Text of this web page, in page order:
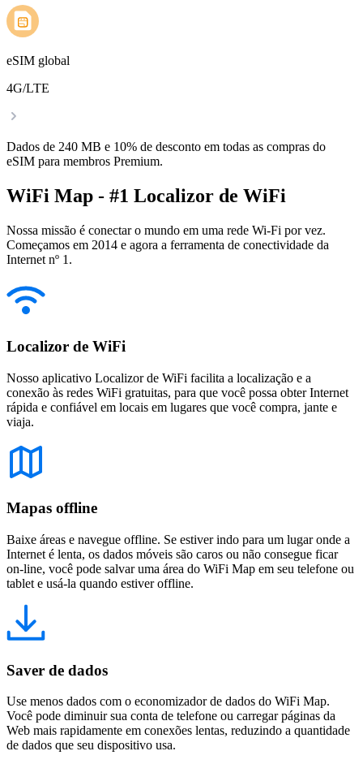
eSIM global
4G/LTE
Dados de 240 MB e 10% de desconto em todas as compras do
eSIM para membros Premium.
WiFi Map - #1 Localizor de WiFi
Nossa missão é conectar o mundo em uma rede Wi-Fi por vez.
Começamos em 2014 e agora a ferramenta de conectividade da
Internet nº 1.
Localizor de WiFi
Nosso aplicativo Localizor de WiFi facilita a localização e a
conexão às redes WiFi gratuitas, para que você possa obter Internet
rápida e confiável em locais em lugares que você compra, jante e
viaja.
Mapas offline
Baixe áreas e navegue offline. Se estiver indo para um lugar onde a
Internet é lenta, os dados móveis são caros ou não consegue ficar
on-line, você pode salvar uma área do WiFi Map em seu telefone ou
tablet e usá-la quando estiver offline.
Saver de dados
Use menos dados com o economizador de dados do WiFi Map.
Você pode diminuir sua conta de telefone ou carregar páginas da
Web mais rapidamente em conexões lentas, reduzindo a quantidade
de dados que seu dispositivo usa.